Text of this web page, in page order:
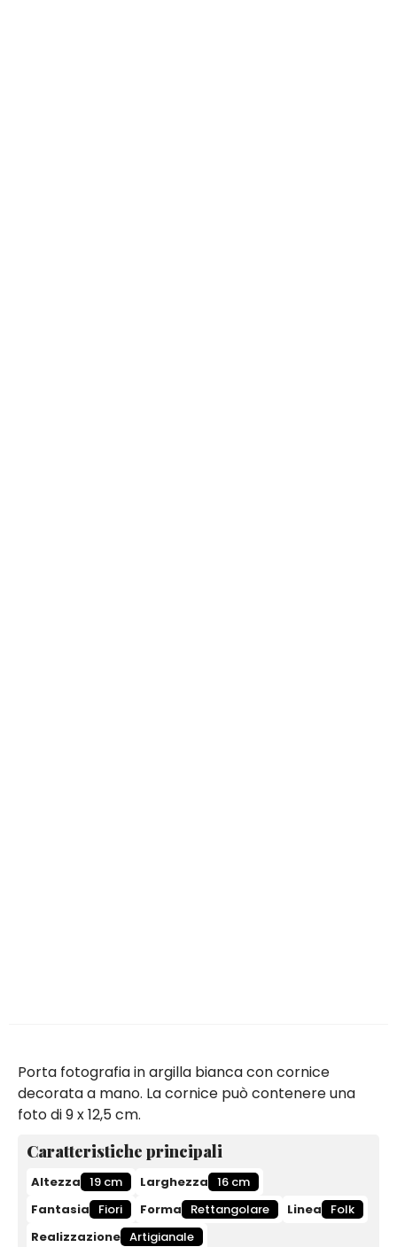
Porta fotografia in argilla bianca con cornice
decorata a mano. La cornice può contenere una
foto di 9 x 12,5 cm.
Caratteristiche principali
Altezza 19 cm Larghezza 16 cm
Fantasia
Fiori Forma Rettangolare Linea
Folk
Realizzazione Artigianale